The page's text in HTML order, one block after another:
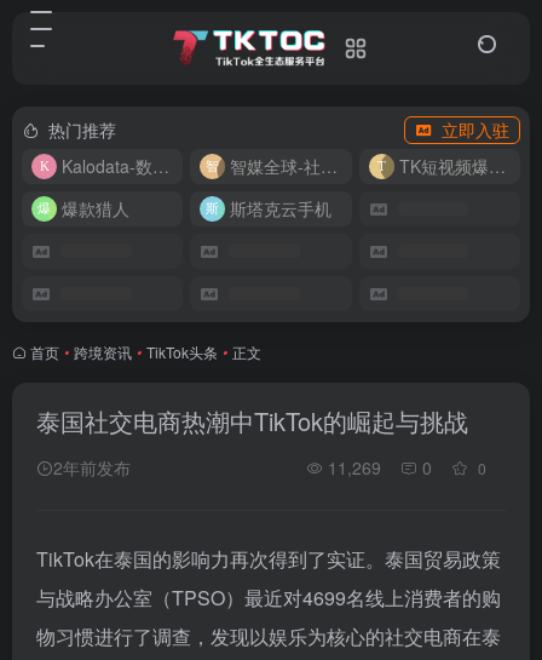
热门推荐
立即入驻
Kalodata-数据分析平台
智媒全球-社媒管理平台
TK短视频爆款复刻
爆款猎人
斯塔克云手机
首页 • 跨境资讯 • TikTok头条 • 正文
泰国社交电商热潮中TikTok的崛起与挑战
2年前发布 11,269 0 0
TikTok在泰国的影响力再次得到了实证。泰国贸易政策
与战略办公室（TPSO）最近对4699名线上消费者的购
物习惯进行了调查，发现以娱乐为核心的社交电商在泰